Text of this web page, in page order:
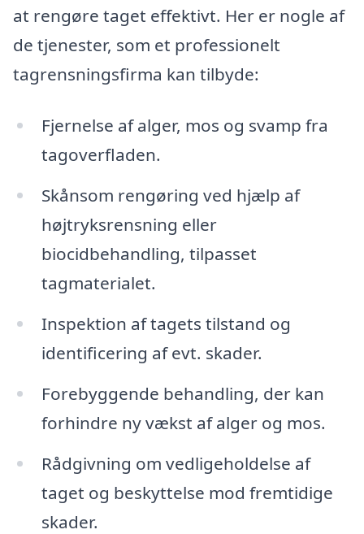
at rengøre taget effektivt. Her er nogle af
de tjenester, som et professionelt
tagrensningsfirma kan tilbyde:
Fjernelse af alger, mos og svamp fra
tagoverfladen.
Skånsom rengøring ved hjælp af
højtryksrensning eller
biocidbehandling, tilpasset
tagmaterialet.
Inspektion af tagets tilstand og
identificering af evt. skader.
Forebyggende behandling, der kan
forhindre ny vækst af alger og mos.
Rådgivning om vedligeholdelse af
taget og beskyttelse mod fremtidige
skader.